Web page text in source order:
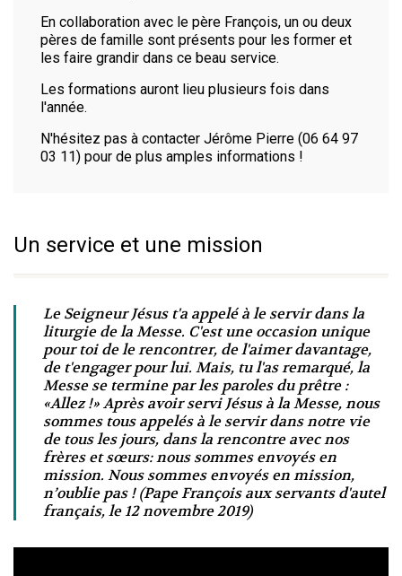
En collaboration avec le père François, un ou deux
pères de famille sont présents pour les former et
les faire grandir dans ce beau service.
Les formations auront lieu plusieurs fois dans
l'année.
N'hésitez pas à contacter Jérôme Pierre (06 64 97
03 11) pour de plus amples informations !
Un service et une mission
Le Seigneur Jésus t'a appelé à le servir dans la
liturgie de la Messe. C'est une occasion unique
pour toi de le rencontrer, de l'aimer davantage,
de t'engager pour lui. Mais, tu l'as remarqué, la
Messe se termine par les paroles du prêtre :
«Allez !» Après avoir servi Jésus à la Messe, nous
sommes tous appelés à le servir dans notre vie
de tous les jours, dans la rencontre avec nos
frères et sœurs: nous sommes envoyés en
mission. Nous sommes envoyés en mission,
n’oublie pas ! (Pape François aux servants d'autel
français, le 12 novembre 2019)